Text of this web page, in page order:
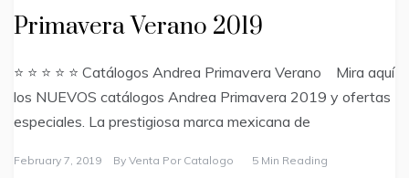
Primavera Verano 2019
⭐ ⭐ ⭐ ⭐ ⭐ Catálogos Andrea Primavera Verano Mira aquí
los NUEVOS catálogos Andrea Primavera 2019 y ofertas
especiales. La prestigiosa marca mexicana de
February 7, 2019 By Venta Por Catalogo 5 Min Reading